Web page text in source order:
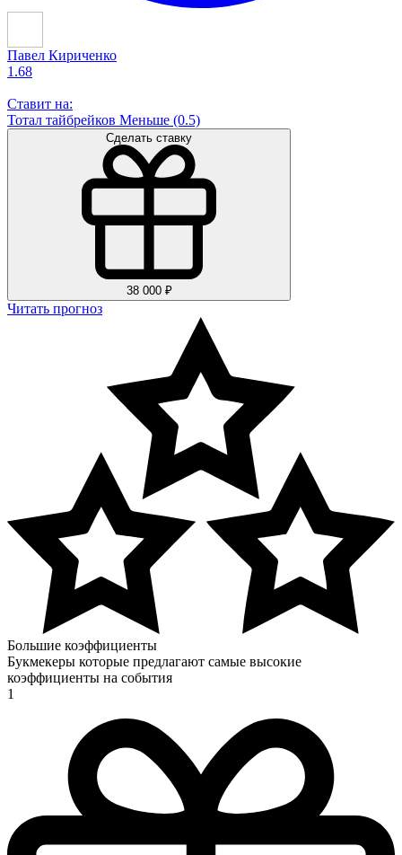
Павел Кириченко
1.68
Ставит на:
Тотал тайбрейков Меньше (0.5)
Сделать ставку
38 000 ₽
Читать прогноз
Большие коэффициенты
Букмекеры которые предлагают самые высокие
коэффициенты на события
1